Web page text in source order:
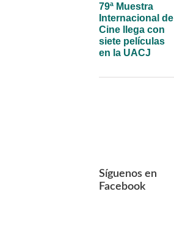
79ª Muestra
Internacional de
Cine llega con
siete películas
en la UACJ
Síguenos en
Facebook